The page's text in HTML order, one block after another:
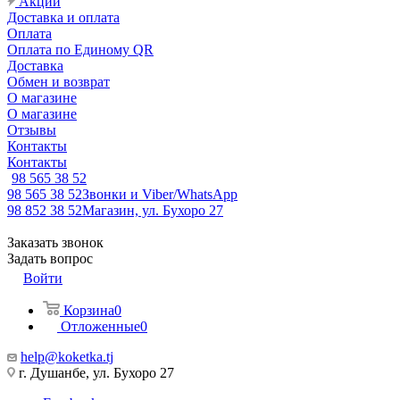
Доставка и оплата
Оплата
Оплата по Единому QR
Доставка
Обмен и возврат
О магазине
О магазине
Отзывы
Контакты
Контакты
98 565 38 52
98 565 38 52Звонки и Viber/WhatsApp
98 852 38 52Магазин, ул. Бухоро 27
Заказать звонок
Задать вопрос
Войти
Корзина0
Отложенные0
help@koketka.tj
г. Душанбе, ул. Бухоро 27